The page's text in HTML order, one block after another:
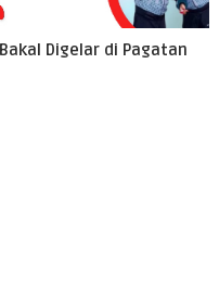
Digelar di Pagatan